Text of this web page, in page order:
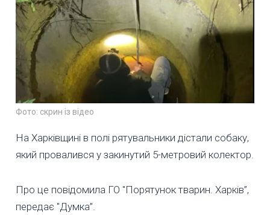
Фото: скрин із відео
На Харківщині в полі рятувальники дістали собаку,
який провалився у закинутий 5-метровий колектор.
Про це повідомила ГО "Порятунок тварин. Харків”,
передає "Думка”.